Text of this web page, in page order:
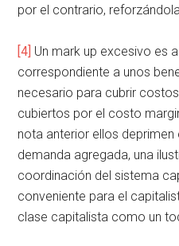
por el contrario,
[4] Un mark up excesivo es
correspondiente a unos
necesario para cubrir
cubiertos por el costo
nota anterior ellos
demanda agregada, una
coordinación del sistema
conveniente para el
clase capitalista como un